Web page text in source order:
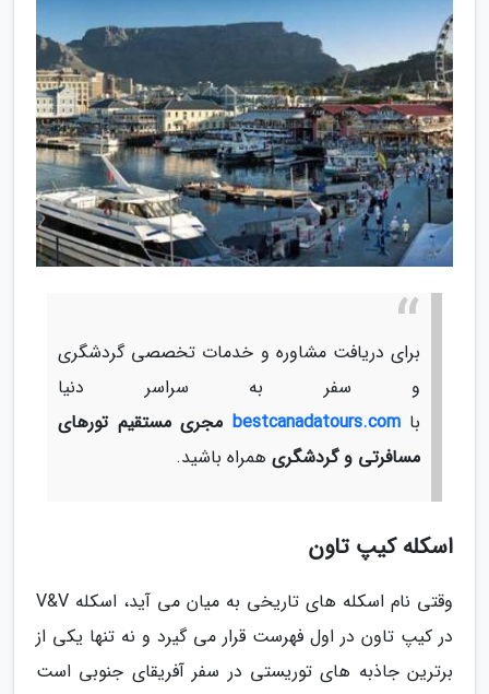
برای دریافت مشاوره و خدمات تخصصی گردشگری
و سفر به سراسر دنیا
باbestcanadatours.com مجری مستقیم تورهای
مسافرتی و گردشگری همراه باشید.
اسکله کیپ تاون
وقتی نام اسکله های تاریخی به میان می آید، اسکله V&V
در کیپ تاون در اول فهرست قرار می گیرد و نه تنها یکی از
برترین جاذبه های توریستی در سفر آفریقای جنوبی است